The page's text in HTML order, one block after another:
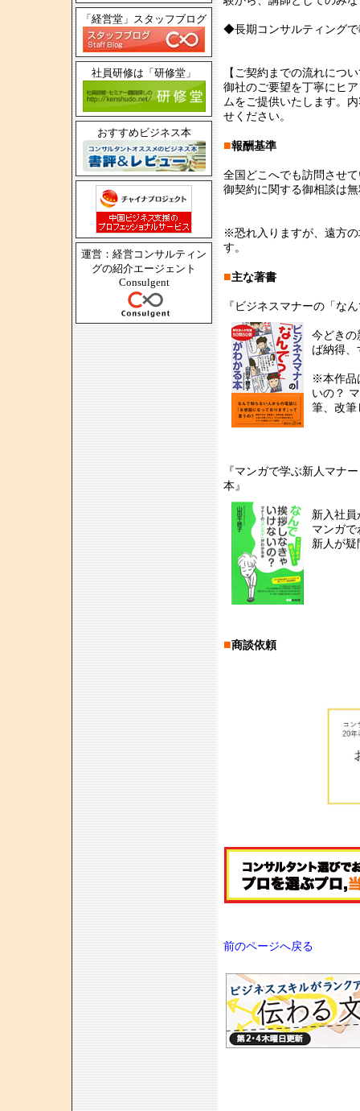
「経営堂」スタッフブログ
社員研修は「研修堂」
おすすめビジネス本
運営：経営コンサルティン
グの紹介エージェント
Consulgent
◆長期コンサルティング
【ご契約までの流れにつ
御社のご要望を丁寧にヒ
ムをご提供いたします。
せください。
■報酬基準
全国どこへでも訪問させ
御契約に関する御相談は
※恐れ入りますが、遠方
す。
■主な著書
『ビジネスマナーの「な
今どきの
ば納得
※本作品
いの？
筆、改筆
『マンガで学ぶ新人マナ
本』
新入社
マンガ
新人が
■商談依頼
前のページへ戻る